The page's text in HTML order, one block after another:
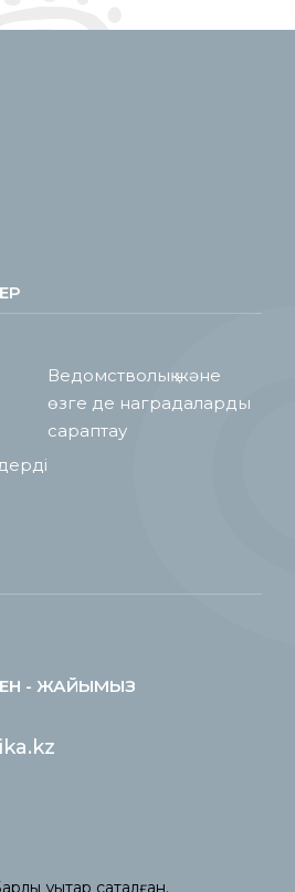
Ведомстволық және
өзге де наградаларды
сараптау
- ЖАЙЫМЫЗ
құқықтар сақталған.